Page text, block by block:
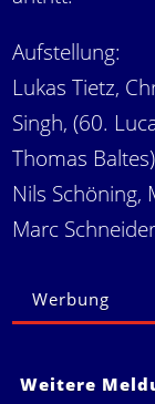
Aufstellung:
Lukas Tietz,
Singh, (60.
Thomas
Nils Schöning,
Marc
Werbung
Weitere